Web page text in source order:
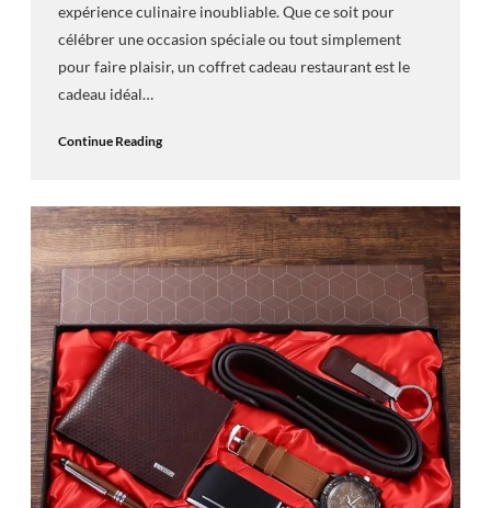
expérience culinaire inoubliable. Que ce soit pour
célébrer une occasion spéciale ou tout simplement
pour faire plaisir, un coffret cadeau restaurant est le
cadeau idéal…
Continue Reading